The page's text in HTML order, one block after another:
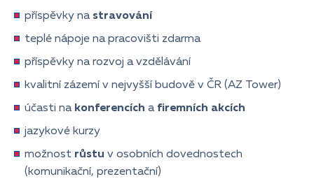
příspěvky na stravování
teplé nápoje na pracovišti zdarma
příspěvky na rozvoj a vzdělávání
kvalitní zázemí v nejvyšší budově v ČR (AZ Tower)
účasti na konferencích a firemních akcích
jazykové kurzy
možnost růstu v osobních dovednostech
(komunikační, prezentační)